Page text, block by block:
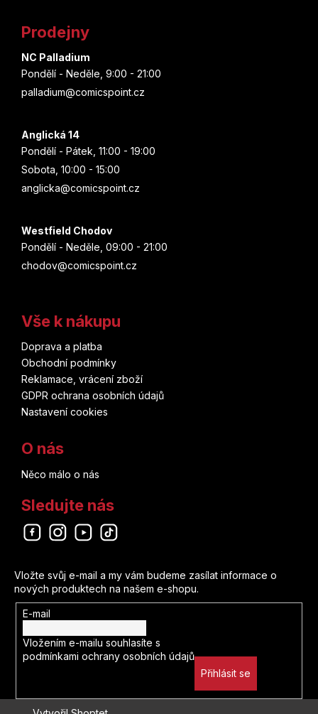
ý
Prodejny
NC Palladium
Pondělí - Neděle, 9:00 - 21:00
palladium@comicspoint.cz
Anglická 14
Pondělí - Pátek, 11:00 - 19:00
Sobota, 10:00 - 15:00
anglicka@comicspoint.cz
Westfield Chodov
Pondělí - Neděle, 09:00 - 21:00
chodov@comicspoint.cz
Vše k nákupu
Doprava a platba
Obchodní podmínky
Reklamace, vrácení zboží
GDPR ochrana osobních údajů
Nastavení cookies
O nás
Něco málo o nás
Sledujte nás
Odebírat newsletter
Vložte svůj e-mail a my vám budeme zasílat informace o
nových produktech na našem e-shopu.
E-mail
Vložením e-mailu souhlasíte s
podmínkami ochrany osobních údajů
Přihlásit se